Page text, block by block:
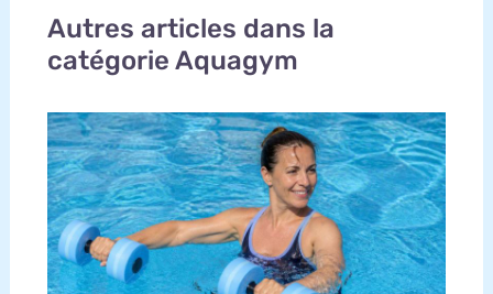
Autres articles dans la
catégorie Aquagym